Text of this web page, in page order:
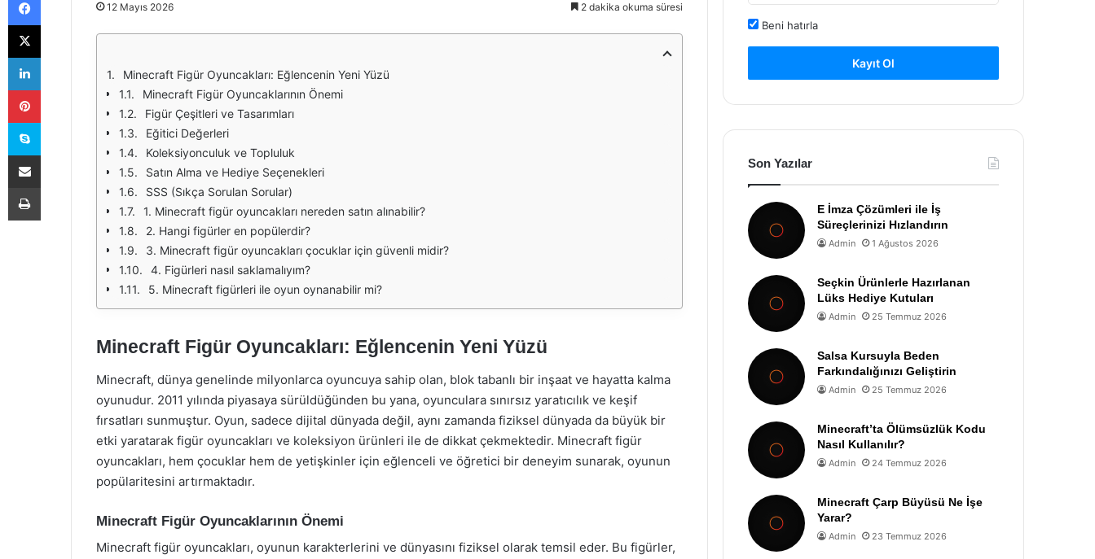
12 Mayıs 2026 2 dakika okuma süresi
Minecraft Figür Oyuncakları: Eğlencenin Yeni Yüzü
Minecraft Figür Oyuncaklarının Önemi
Figür Çeşitleri ve Tasarımları
Eğitici Değerleri
Koleksiyonculuk ve Topluluk
Satın Alma ve Hediye Seçenekleri
SSS (Sıkça Sorulan Sorular)
1. Minecraft figür oyuncakları nereden satın alınabilir?
2. Hangi figürler en popülerdir?
3. Minecraft figür oyuncakları çocuklar için güvenli midir?
4. Figürleri nasıl saklamalıyım?
5. Minecraft figürleri ile oyun oynanabilir mi?
Minecraft Figür Oyuncakları: Eğlencenin Yeni Yüzü
Minecraft, dünya genelinde milyonlarca oyuncuya sahip olan, blok tabanlı bir inşaat ve hayatta kalma
oyunudur. 2011 yılında piyasaya sürüldüğünden bu yana, oyunculara sınırsız yaratıcılık ve keşif
fırsatları sunmuştur. Oyun, sadece dijital dünyada değil, aynı zamanda fiziksel dünyada da büyük bir
etki yaratarak figür oyuncakları ve koleksiyon ürünleri ile de dikkat çekmektedir. Minecraft figür
oyuncakları, hem çocuklar hem de yetişkinler için eğlenceli ve öğretici bir deneyim sunarak, oyunun
popülaritesini artırmaktadır.
Minecraft Figür Oyuncaklarının Önemi
Minecraft figür oyuncakları, oyunun karakterlerini ve dünyasını fiziksel olarak temsil eder. Bu figürler,
Beni hatırla
Kayıt Ol
Son Yazılar
E İmza Çözümleri ile İş
Süreçlerinizi Hızlandırın
Admin 1 Ağustos 2026
Seçkin Ürünlerle Hazırlanan
Lüks Hediye Kutuları
Admin 25 Temmuz 2026
Salsa Kursuyla Beden
Farkındalığınızı Geliştirin
Admin 25 Temmuz 2026
Minecraft’ta Ölümsüzlük Kodu
Nasıl Kullanılır?
Admin 24 Temmuz 2026
Minecraft Çarp Büyüsü Ne İşe
Yarar?
Admin 23 Temmuz 2026
X
LinkedIn
Pinterest
Skype
E-Posta ile paylaş